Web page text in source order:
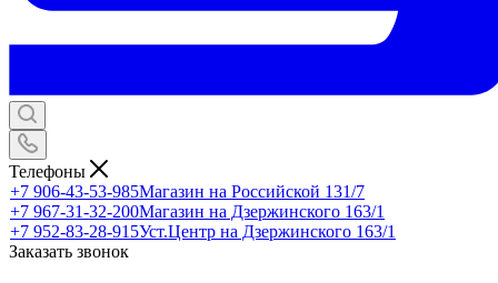
Телефоны
+7 906-43-53-985Магазин на Российской 131/7
+7 967-31-32-200Магазин на Дзержинского 163/1
+7 952-83-28-915Уст.Центр на Дзержинского 163/1
Заказать звонок